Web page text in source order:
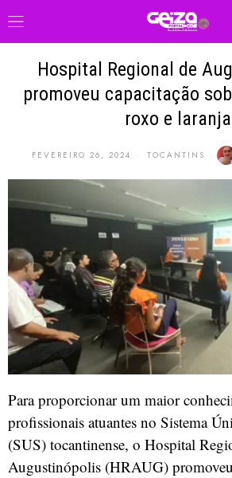
Hospital Regional de
promoveu capacitação
roxo e laranja
FEVEREIRO 26, 2024 TOCANTINS
Para proporcionar um maior
profissionais atuantes no Sistema
(SUS) tocantinense, o Hospital
Augustinópolis (HRAUG)